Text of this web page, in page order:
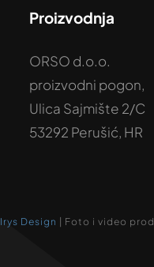
Proizvodnja
ORSO d.o.o.
proizvodni pogon,
Ulica Sajmište 2/C
53292 Perušić, HR
Irys Design | Foto i video